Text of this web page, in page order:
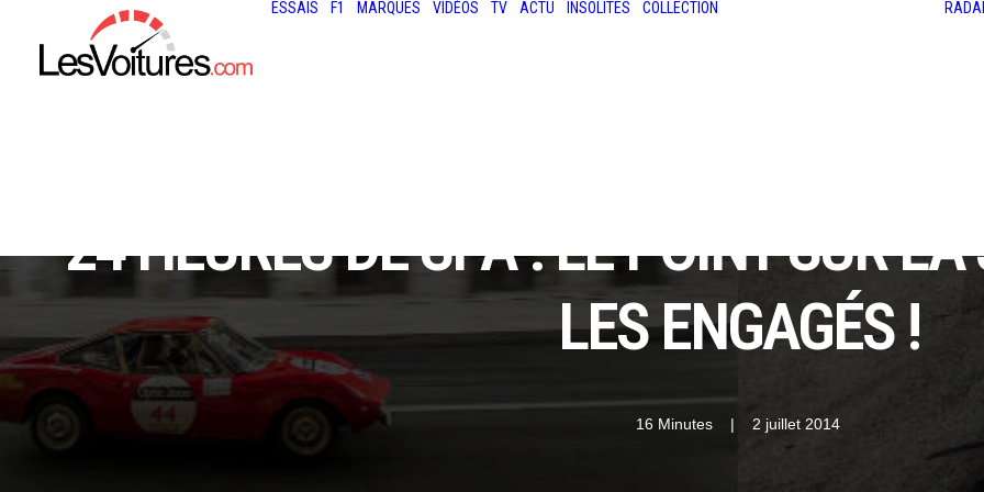
ESSAIS F1 MARQUES VIDÉOS TV ACTU INSOLITES COLLECTION
24 HEURES DE SPA : LE POINT SUR
LES ENGAGÉS !
16 Minutes | 2 juillet 2014